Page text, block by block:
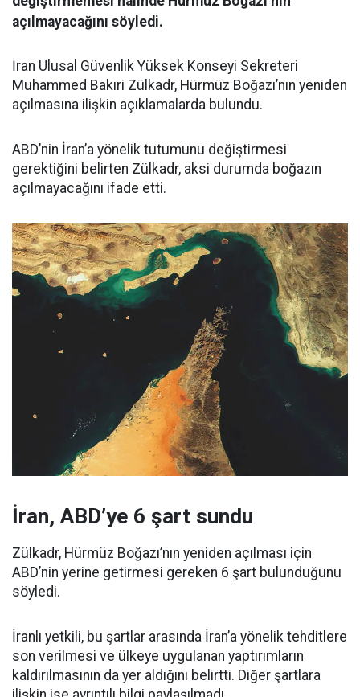
açılmayacağını söyledi.
İran Ulusal Güvenlik Yüksek Konseyi Sekreteri
Muhammed Bakıri Zülkadr, Hürmüz Boğazı’nın yeniden
açılmasına ilişkin açıklamalarda bulundu.
ABD’nin İran’a yönelik tutumunu değiştirmesi
gerektiğini belirten Zülkadr, aksi durumda boğazın
açılmayacağını ifade etti.
İran, ABD’ye 6 şart sundu
Zülkadr, Hürmüz Boğazı’nın yeniden açılması için
ABD’nin yerine getirmesi gereken 6 şart bulunduğunu
söyledi.
İranlı yetkili, bu şartlar arasında İran’a yönelik tehditlere
son verilmesi ve ülkeye uygulanan yaptırımların
kaldırılmasının da yer aldığını belirtti. Diğer şartlara